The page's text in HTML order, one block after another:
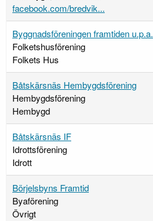
facebook.com/bredvik...
Byggnadsföreningen framtiden u.p.a.
Folketshusförening
Folkets Hus
Båtskärsnäs Hembygdsförening
Hembygdsförening
Hembygd
Båtskärsnäs IF
Idrottsförening
Idrott
Börjelsbyns Framtid
Byaförening
Övrigt